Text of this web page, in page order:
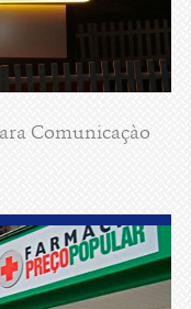
Comunicaçào